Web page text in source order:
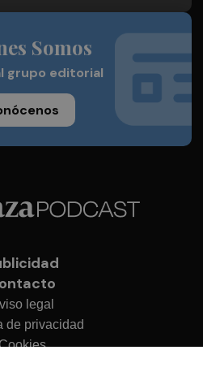
Somos
grupo editorial
legal
de privacidad